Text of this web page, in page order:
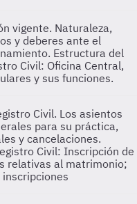
vigente. Naturaleza,
y deberes ante el
Estructura del
Civil: Oficina Central,
y sus funciones.
Civil. Los asientos
para su práctica,
y cancelaciones.
Civil: Inscripción de
relativas al matrimonio;